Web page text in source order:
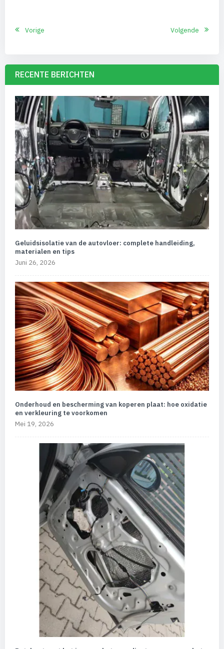
Vorige Volgende
RECENTE BERICHTEN
Geluidsisolatie van de autovloer: complete handleiding,
materialen en tips
Juni 26, 2026
Onderhoud en bescherming van koperen plaat: hoe oxidatie
en verkleuring te voorkomen
Mei 19, 2026